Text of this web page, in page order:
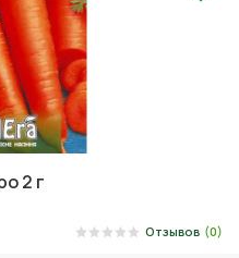
2 г
Отзывов (0)